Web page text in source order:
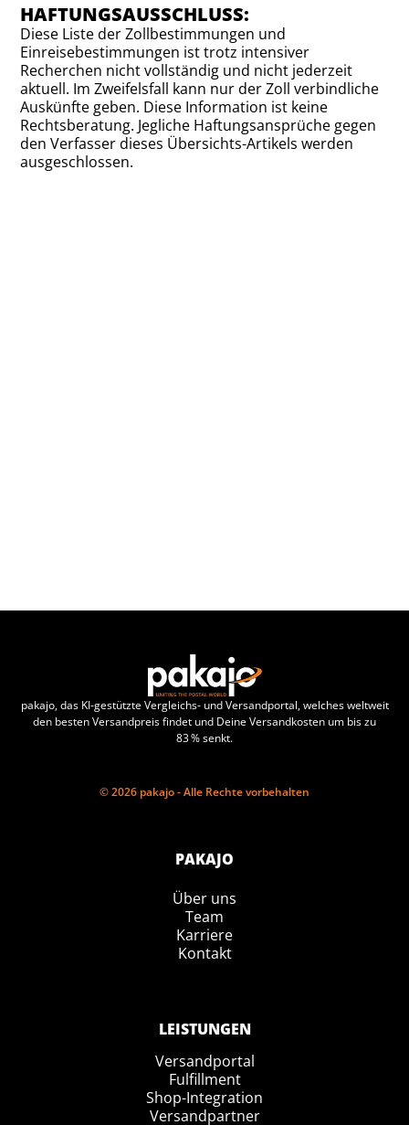
HAFTUNGSAUSSCHLUSS:
Diese Liste der Zollbestimmungen und
Einreisebestimmungen ist trotz intensiver
Recherchen nicht vollständig und nicht jederzeit
aktuell. Im Zweifelsfall kann nur der Zoll verbindliche
Auskünfte geben. Diese Information ist keine
Rechtsberatung. Jegliche Haftungsansprüche gegen
den Verfasser dieses Übersichts-Artikels werden
ausgeschlossen.
pakajo, das KI-gestützte Vergleichs- und Versandportal, welches weltweit
den besten Versandpreis findet und Deine Versandkosten um bis zu
83 % senkt.
© 2026 pakajo - Alle Rechte vorbehalten
PAKAJO
Über uns
Team
Karriere
Kontakt
LEISTUNGEN
Versandportal
Fulfillment
Shop-Integration
Versandpartner